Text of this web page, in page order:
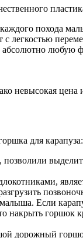
похода
легкостью
любую
невысокая
для карапуза:
Если
горшок
дорожный